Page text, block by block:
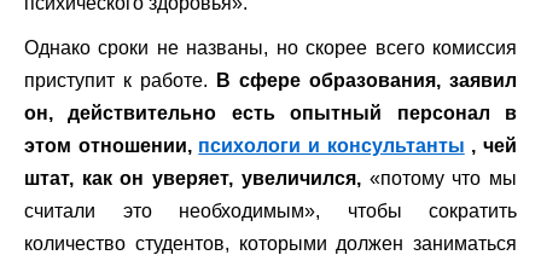
Однако сроки не названы, но скорее всего комиссия
приступит к работе.
В сфере образования, заявил
он, действительно есть опытный персонал в
этом отношении, психологи и консультанты , чей
штат, как он уверяет, увеличился,«потому что мы
считали это необходимым», чтобы сократить
количество студентов, которыми должен заниматься